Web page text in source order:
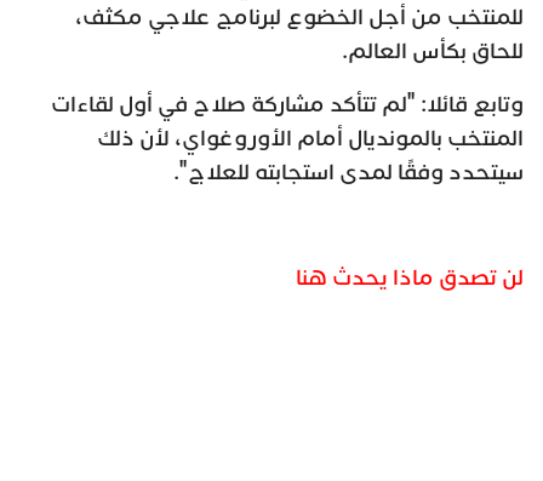
للمنتخب من أجل الخضوع لبرنامج علاجي مكثف،
للحاق بكأس العالم.
وتابع قائلا: "لم تتأكد مشاركة صلاح في أول لقاءات
المنتخب بالمونديال أمام الأوروغواي، لأن ذلك
سيتحدد وفقًا لمدى استجابته للعلاج".
لن تصدق ماذا يحدث هنا